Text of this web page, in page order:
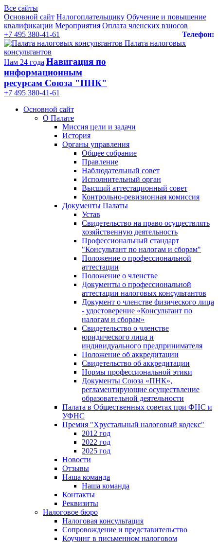
Все сайты
Основной сайт Налогоплательщику Обучение и повышение
квалификации Мероприятия Оплата членских взносов
Телефон:
+7 495 380-41-61
Палата налоговых
консультантов
Нам 24 года Навигация по
информационным
ресурсам Союза "ПНК"
+7 495 380‑41‑61
Основной сайт
О Палате
Миссия цели и задачи
История
Органы управления
Общее собрание
Правление
Наблюдательный совет
Исполнительный орган
Высший аттестационный совет
Контрольно-ревизионная комиссия
Документы Палаты
Устав
Свидетельство на право осуществлять
хозяйственную деятельность
Профессиональный стандарт
"Консультант по налогам и сборам"
Положение о профессиональной
аттестации
Положение о членстве
Документы о профессиональной
аттестации налоговых консультантов
Документ о членстве физического лица
- удостоверение «Консультант по
налогам и сборам»
Свидетельство о членстве
юридического лица и
индивидуального предпринимателя
Положение об аккредитации
Свидетельство об аккредитации
Нормы профессиональной этики
Документы Союза «ПНК»,
регламентирующие осуществление
образовательной деятельности
Палата в Общественных советах при ФНС и
УФНС
Премия "Хрустальный налоговый кодекс"
2012 год
2022 год
2025 год
Новости
Отзывы
Наша команда
Наша команда
Контакты
Реквизиты
Налоговое бюро
Налоговая консультация
Cопровождение и представительство
Коучинг в письменном налоговом